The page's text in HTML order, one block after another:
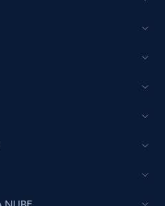
products by
more.